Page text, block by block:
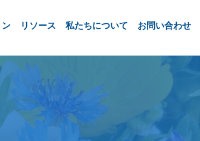
ン リソース 私たちについて お問い合わせ